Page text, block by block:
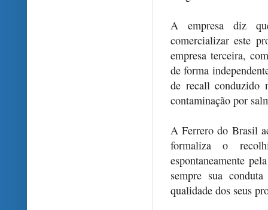
A empresa diz
comercializar este
empresa terceira,
de forma
de recall conduzido
contaminação por
A Ferrero do Brasil
formaliza o
espontaneamente
sempre sua
qualidade dos seus